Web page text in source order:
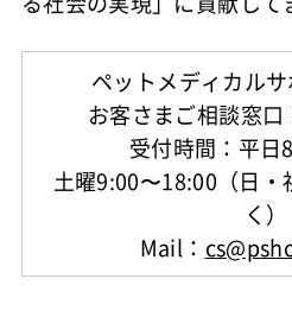
ペットメディカル
お客さまご相談窓
受付時間：平日
土曜9:00〜18:00（日
く）
Mail：